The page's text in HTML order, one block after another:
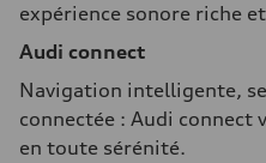
expérience sonore riche
Audi connect
Navigation intelligente,
connectée : Audi connect
en toute sérénité.